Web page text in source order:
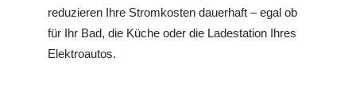
reduzieren Ihre Stromkosten dauerhaft – egal ob
für Ihr Bad, die Küche oder die Ladestation Ihres
Elektroautos.